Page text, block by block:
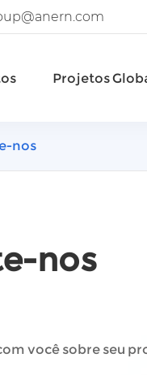
Projetos
nos
nos
você sobre seu